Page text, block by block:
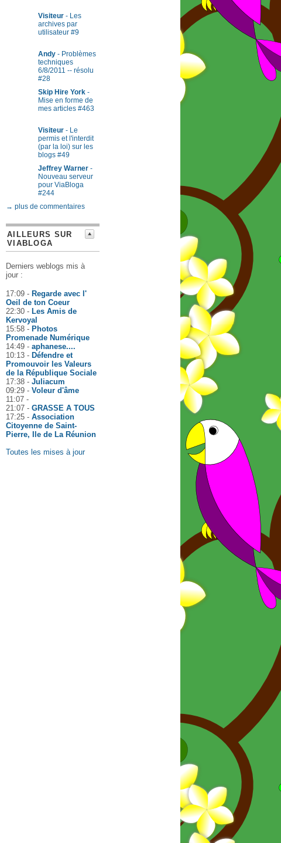
Visiteur - Les
archives par
utilisateur #9
Andy - Problèmes
techniques
6/8/2011 -- résolu
#28
Skip Hire York -
Mise en forme de
mes articles #463
Visiteur - Le
permis et l'interdit
(par la loi) sur les
blogs #49
Jeffrey Warner -
Nouveau serveur
pour ViaBloga
#244
→ plus de commentaires
AILLEURS SUR
VIABLOGA
Derniers weblogs mis à
jour :
17:09 - Regarde avec l'
Oeil de ton Coeur
22:30 - Les Amis de
Kervoyal
15:58 - Photos
Promenade Numérique
14:49 - aphanese....
10:13 - Défendre et
Promouvoir les Valeurs
de la République Sociale
17:38 - Juliacum
09:29 - Voleur d'âme
11:07 -
21:07 - GRASSE A TOUS
17:25 - Association
Citoyenne de Saint-
Pierre, Ile de La Réunion
Toutes les mises à jour